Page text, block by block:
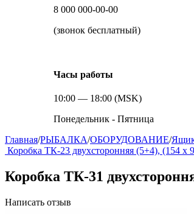
8 000 000-00-00
(звонок бесплатный)
Часы работы
10:00 — 18:00 (MSK)
Понедельник - Пятница
Главная/РЫБАЛКА/ОБОРУДОВАНИЕ/
Коробка ТК-23 двухсторонняя (5+4), (154 х
Коробка ТК-31
Написать отзыв